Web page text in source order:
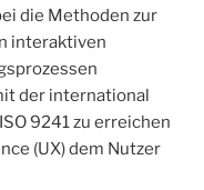
die Methoden zur
interaktiven
der international
9241 zu erreichen
(UX) dem Nutzer